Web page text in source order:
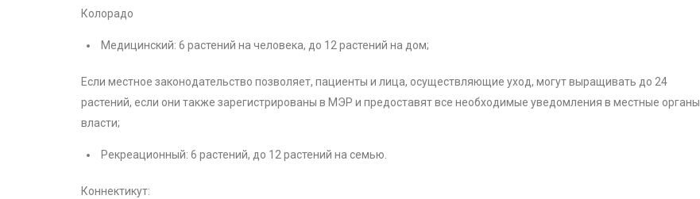
Колорадо
Медицинский: 6 растений на человека, до 12 растений на дом;
Если местное законодательство позволяет, пациенты и лица, осуществляющие уход, могут выращивать до 24
растений, если они также зарегистрированы в МЭР и предоставят все необходимые уведомления в местные органы
власти;
Рекреационный: 6 растений, до 12 растений на семью.
Коннектикут: